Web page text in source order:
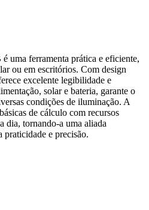
uma ferramenta prática e eficiente,
ou em escritórios. Com design
excelente legibilidade e
solar e bateria, garante o
condições de iluminação. A
de cálculo com recursos
dia, tornando-a uma aliada
praticidade e precisão.